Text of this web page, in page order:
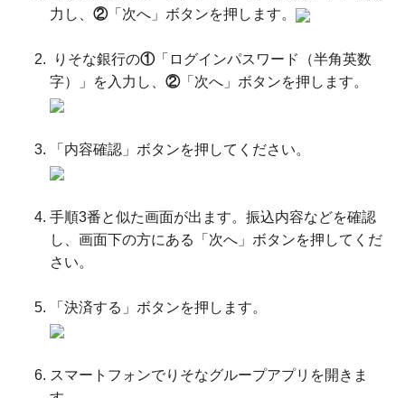
力し、 ②「次へ」ボタンを押します。
りそな銀行の①「ログインパスワード（半角英数
字）」を入力し、 ②「次へ」ボタンを押します。
「内容確認」ボタンを押してください。
手順3番と似た画面が出ます。振込内容などを確認
し、画面下の方にある「次へ」ボタンを押してくだ
さい。
「決済する」ボタンを押します。
スマートフォンでりそなグループアプリを開きま